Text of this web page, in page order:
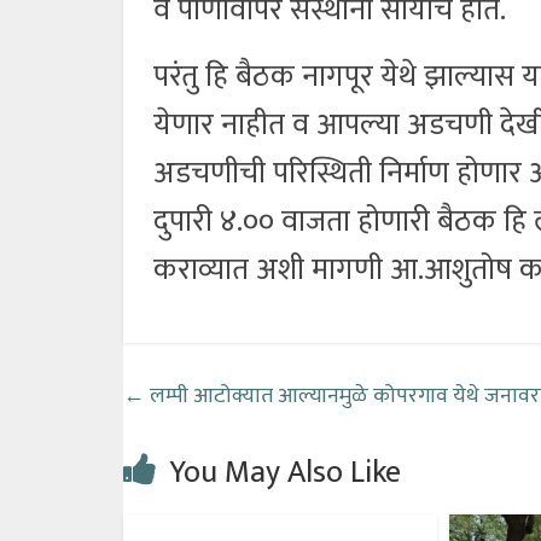
व पाणीवापर संस्थांना सोयीचे होते.
परंतु हि बैठक नागपूर येथे झाल्यास
येणार नाहीत व आपल्या अडचणी
अडचणीची परिस्थिती निर्माण
दुपारी ४.०० वाजता होणारी बैठक
कराव्यात अशी मागणी आ.आशुतोष
← लम्पी आटोक्यात आल्यानमुळे कोपरगाव येथे
You May Also Like